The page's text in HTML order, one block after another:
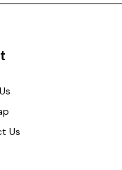
Us